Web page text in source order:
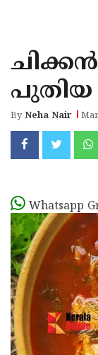
KANNUR
KASARAGOD
പുതിയ
ByNeha Nair
Whatsapp